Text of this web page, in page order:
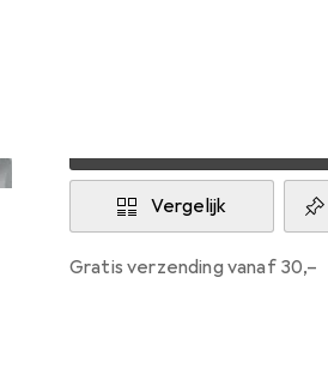
Vergelijk
Gratis verzending vanaf 30,–